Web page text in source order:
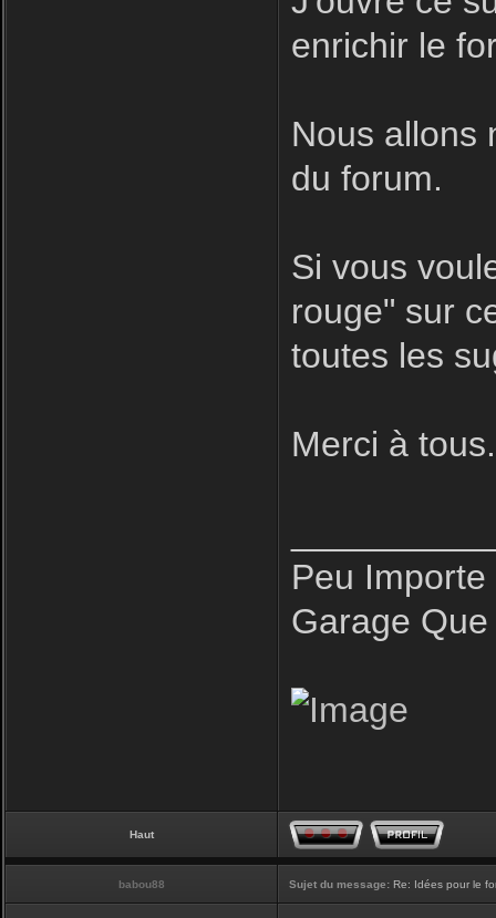
enrichir le
Nous allons
du forum.
Si vous
rouge" sur
toutes les
Merci à
Peu
Garage
Haut
babou88 Sujet du message: Re: Idées pour le